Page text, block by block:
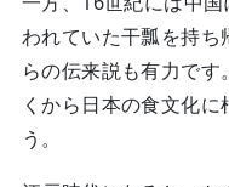
われていた干瓢を持
らの伝来説も有力で
くから日本の食文化
う。